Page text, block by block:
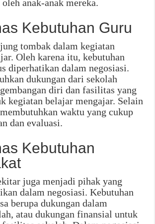
anak-anak mereka.
Kebutuhan Guru
tombak dalam kegiatan
Oleh karena itu, kebutuhan
diperhatikan dalam negosiasi.
dukungan dari sekolah
diri dan fasilitas yang
kegiatan belajar mengajar. Selain
waktu yang cukup
dan evaluasi.
Kebutuhan
juga menjadi pihak yang
dalam negosiasi. Kebutuhan
berupa dukungan dalam
atau dukungan finansial untuk